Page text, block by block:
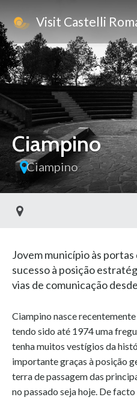
Visit Castelli
Ciampino
Ciampino
Jovem município às portas
sucesso à posição
vias de comunicação
Ciampino nasce
tendo sido até 1974 uma
tenha muitos vestígios da
importante graças à posição
terra de passagem das
no passado seja hoje. De